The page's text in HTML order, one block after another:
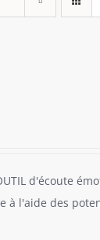
d'écoute
à l'aide des